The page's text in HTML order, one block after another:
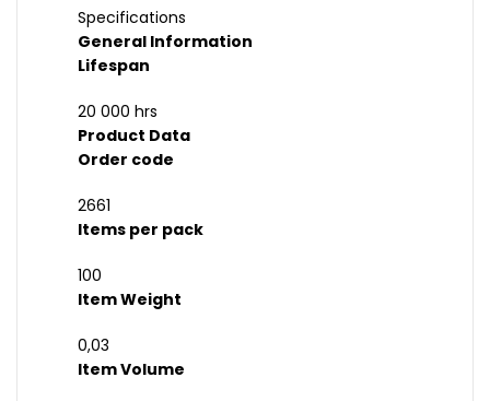
Specifications
General Information
Lifespan
20 000 hrs
Product Data
Order code
2661
Items per pack
100
Item Weight
0,03
Item Volume